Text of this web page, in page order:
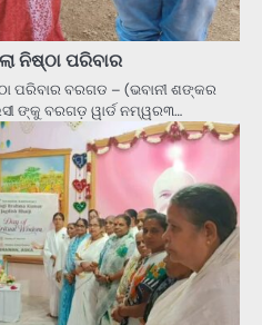
ନିଷ୍ଠା ପରିବାର
ପରିବାର ବରଗଡ – (ଭବାନୀ ଶଙ୍କର
ଙ୍କୁ ବରଗଡ଼ ୱାର୍ଡ ନମ୍ୱର୩…